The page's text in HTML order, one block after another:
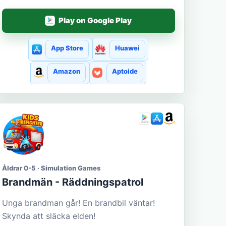
Play on Google Play
App Store Huawei
Amazon Aptoide
Åldrar 0-5 · Simulation Games
Brandmän - Räddningspatrol
Unga brandman går! En brandbil väntar!
Skynda att släcka elden!